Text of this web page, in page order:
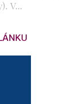
V...